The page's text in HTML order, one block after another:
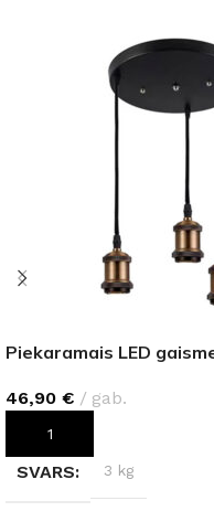
Piekaramais LED
46,90 € gab.
PIEVIENOT GROZAM
SVARS 3 kg